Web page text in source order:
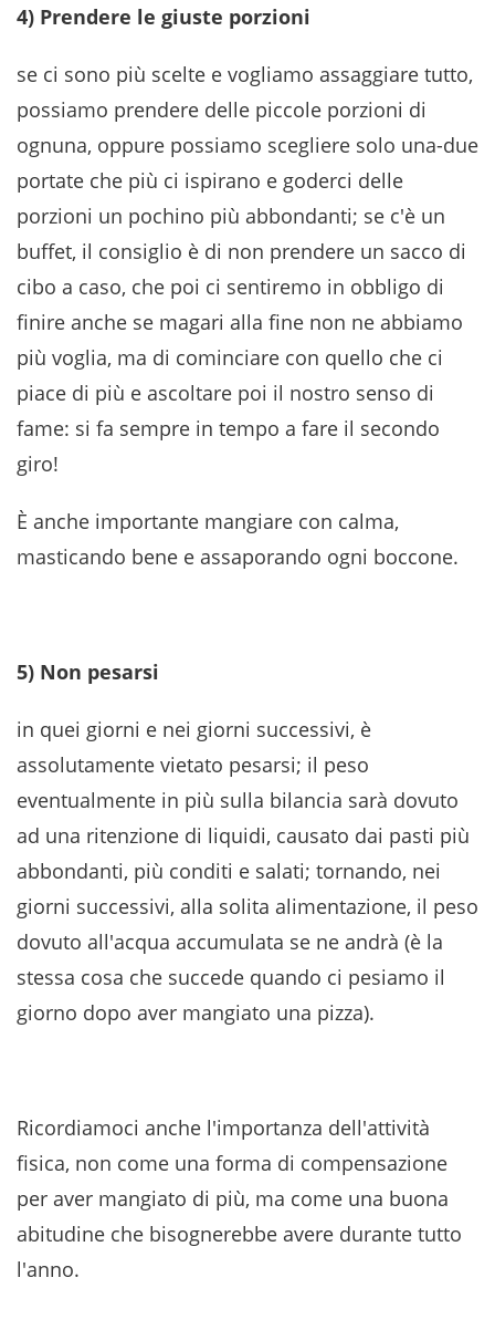
4) Prendere le giuste porzioni
se ci sono più scelte e vogliamo assaggiare tutto,
possiamo prendere delle piccole porzioni di
ognuna, oppure possiamo scegliere solo una-due
portate che più ci ispirano e goderci delle
porzioni un pochino più abbondanti; se c'è un
buffet, il consiglio è di non prendere un sacco di
cibo a caso, che poi ci sentiremo in obbligo di
finire anche se magari alla fine non ne abbiamo
più voglia, ma di cominciare con quello che ci
piace di più e ascoltare poi il nostro senso di
fame: si fa sempre in tempo a fare il secondo
giro!
È anche importante mangiare con calma,
masticando bene e assaporando ogni boccone.
5) Non pesarsi
in quei giorni e nei giorni successivi, è
assolutamente vietato pesarsi; il peso
eventualmente in più sulla bilancia sarà dovuto
ad una ritenzione di liquidi, causato dai pasti più
abbondanti, più conditi e salati; tornando, nei
giorni successivi, alla solita alimentazione, il peso
dovuto all'acqua accumulata se ne andrà (è la
stessa cosa che succede quando ci pesiamo il
giorno dopo aver mangiato una pizza).
Ricordiamoci anche l'importanza dell'attività
fisica, non come una forma di compensazione
per aver mangiato di più, ma come una buona
abitudine che bisognerebbe avere durante tutto
l'anno.